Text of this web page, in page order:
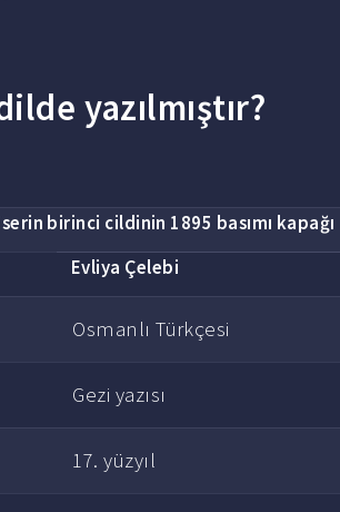
yazılmıştır?
birinci cildinin 1895 basımı kapağı
Evliya Çelebi
Osmanlı Türkçesi
Gezi yazısı
17. yüzyıl